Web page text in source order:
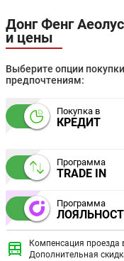
Донг Фенг
и цены
Выберите опции
предпочтениям:
Покупка в
КРЕДИТ
Программа
TRADE IN
Программа
Компенсация проезда
Дополнительная